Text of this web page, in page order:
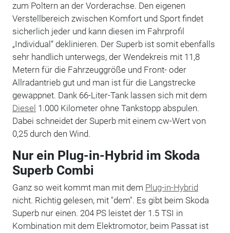
zum Poltern an der Vorderachse. Den eigenen
Verstellbereich zwischen Komfort und Sport findet
sicherlich jeder und kann diesen im Fahrprofil
„Individual“ deklinieren. Der Superb ist somit ebenfalls
sehr handlich unterwegs, der Wendekreis mit 11,8
Metern für die Fahrzeuggröße und Front- oder
Allradantrieb gut und man ist für die Langstrecke
gewappnet. Dank 66-Liter-Tank lassen sich mit dem
Diesel 1.000 Kilometer ohne Tankstopp abspulen.
Dabei schneidet der Superb mit einem cw-Wert von
0,25 durch den Wind.
Nur ein Plug-in-Hybrid im Skoda
Superb Combi
Ganz so weit kommt man mit dem Plug-in-Hybrid
nicht. Richtig gelesen, mit "dem". Es gibt beim Skoda
Superb nur einen. 204 PS leistet der 1.5 TSI in
Kombination mit dem Elektromotor, beim Passat ist